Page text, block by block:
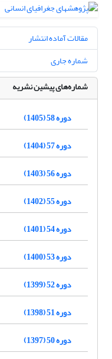
مقالات آماده انتشار
شماره جاری
شماره‌های پیشین نشریه
دوره 58 (1405)
دوره 57 (1404)
دوره 56 (1403)
دوره 55 (1402)
دوره 54 (1401)
دوره 53 (1400)
دوره 52 (1399)
دوره 51 (1398)
دوره 50 (1397)